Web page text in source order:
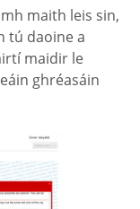
maith leis sin,
tú daoine a
maidir le
ghréasáin